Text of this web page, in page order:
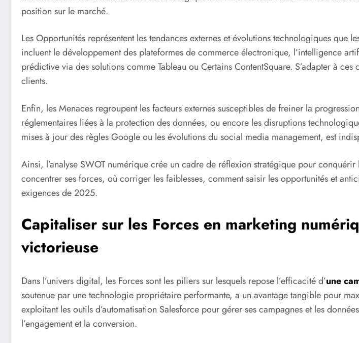
position sur le marché.
Les Opportunités représentent les tendances externes et évolutions technologiques
incluent le développement des plateformes de commerce électronique, l’intelligence
prédictive via des solutions comme Tableau ou Certains ContentSquare. S’adapter à
clients.
Enfin, les Menaces regroupent les facteurs externes susceptibles de freiner la
réglementaires liées à la protection des données, ou encore les disruptions
mises à jour des règles Google ou les évolutions du social media management, est
Ainsi, l’analyse SWOT numérique crée un cadre de réflexion stratégique pour
concentrer ses forces, où corriger les faiblesses, comment saisir les opportunités et
exigences de 2025.
Capitaliser sur les Forces en marketing
victorieuse
Dans l’univers digital, les Forces sont les piliers sur lesquels repose l’efficacité d’une
soutenue par une technologie propriétaire performante, a un avantage tangible pour
exploitant les outils d’automatisation Salesforce pour gérer ses campagnes et les
l’engagement et la conversion.